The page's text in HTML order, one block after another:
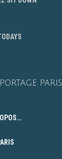
PARIS